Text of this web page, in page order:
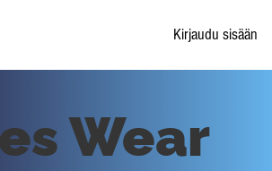
Kirjaudu sisään
Wear